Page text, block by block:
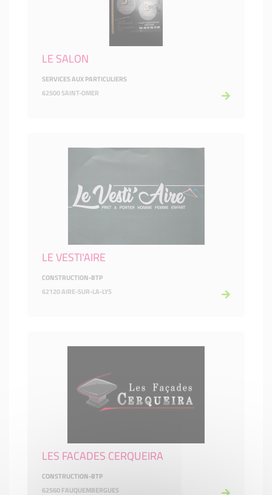
LE SALON
SERVICES AUX PARTICULIERS
62500 SAINT-OMER
LE VESTI'AIRE
CONSTRUCTION-BTP
62120 AIRE-SUR-LA-LYS
LES FACADES CERQUEIRA
CONSTRUCTION-BTP
62560 FAUQUEMBERGUES